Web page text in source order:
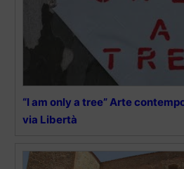
“I am only a tree” Arte
via Libertà